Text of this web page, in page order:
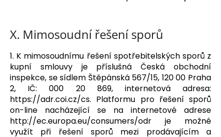
X. Mimosoudní řešení sporů
1. K mimosoudnímu řešení spotřebitelských sporů z
kupní smlouvy je příslušná Česká obchodní
inspekce, se sídlem Štěpánská 567/15, 120 00 Praha
2, IČ: 000 20 869, internetová adresa:
https://adr.coi.cz/cs. Platformu pro řešení sporů
on-line nacházející se na internetové adrese
http://ec.europa.eu/consumers/odr je možné
využít při řešení sporů mezi prodávajícím a